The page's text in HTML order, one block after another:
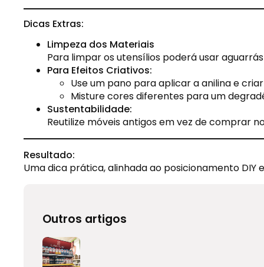
Dicas Extras:
Limpeza dos Materiais
Para limpar os utensílios poderá usar
Para Efeitos Criativos:
Use um pano para aplicar a anilina e
Misture cores diferentes para um
Sustentabilidade:
Reutilize móveis antigos em vez de comprar
Resultado:
Uma dica prática, alinhada ao posicionamento
Outros artigos